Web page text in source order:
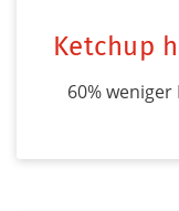
Ketchup
60%